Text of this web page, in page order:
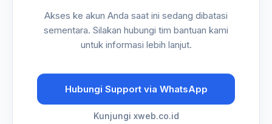
Akses ke akun Anda saat ini sedang dibatasi
sementara. Silakan hubungi tim bantuan kami
untuk informasi lebih lanjut.
Hubungi Support via WhatsApp
Kunjungi xweb.co.id